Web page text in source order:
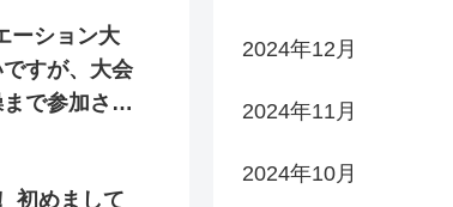
ーション大
すが、大会
で参加させ
初めまして
2024年12月
2024年11月
2024年10月